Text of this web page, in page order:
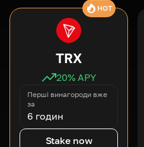
HOT
TRX
20% APY
Перші винагороди вже
за
6 годин
Stake now